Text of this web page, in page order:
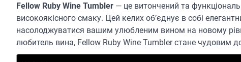
Fellow Ruby Wine Tumbler — це витончений та
високоякісного смаку. Цей келих об’єднує в собі
насолоджуватися вашим улюбленим вином на новому
любитель вина, Fellow Ruby Wine Tumbler стане чудовим